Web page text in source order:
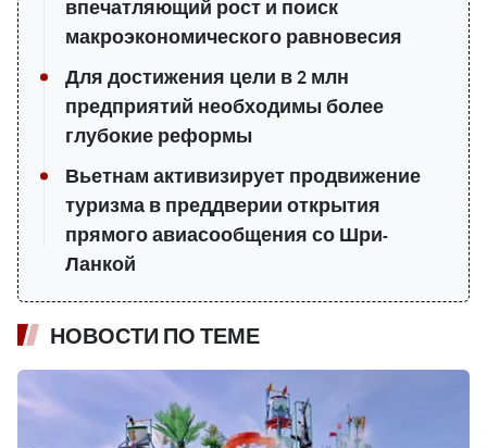
впечатляющий рост и поиск
макроэкономического равновесия
Для достижения цели в 2 млн
предприятий необходимы более
глубокие реформы
Вьетнам активизирует продвижение
туризма в преддверии открытия
прямого авиасообщения со Шри-
Ланкой
НОВОСТИ ПО ТЕМЕ